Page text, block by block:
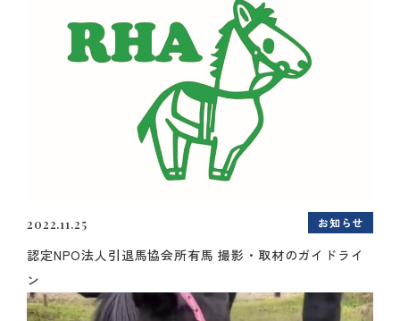
2022.11.25 お知らせ
認定NPO法人引退馬協会所有馬 撮影・取材のガイドライ
ン